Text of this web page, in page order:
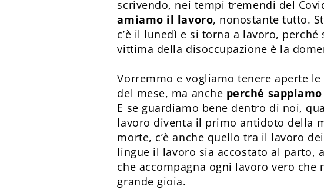
scrivendo, nei tempi tremendi del
amiamo il lavoro, nonostante tutto.
c’è il lunedì e si torna a lavoro,
vittima della disoccupazione è la
Vorremmo e vogliamo tenere aperte
del mese, ma anche perché
E se guardiamo bene dentro di noi,
lavoro diventa il primo antidoto della
morte, c’è anche quello tra il lavoro
lingue il lavoro sia accostato al parto,
che accompagna ogni lavoro vero
grande gioia.